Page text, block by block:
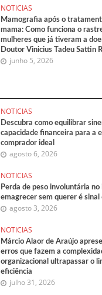
NOTICIAS
Mamografia após o
mama: Como funciona o
mulheres que já tiveram a
Doutor Vinicius Tadeu Sattin
junho 5, 2026
NOTICIAS
Descubra como equilibrar
capacidade financeira para a
comprador ideal
agosto 6, 2026
NOTICIAS
Perda de peso involuntária no
emagrecer sem querer é sinal
agosto 3, 2026
NOTICIAS
Márcio Alaor de Araújo
erros que fazem a
organizacional ultrapassar o
eficiência
julho 31, 2026